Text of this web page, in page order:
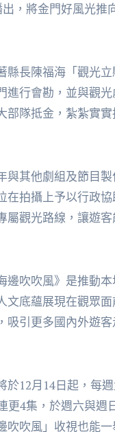
，將金門好風光推
縣長陳福海「觀光
進行會勘，並與觀
部隊抵金，紮紮實
與其他劇組及節目
在拍攝上予以行政
屬觀光路線，讓遊
邊吹吹風》是推動
文底蘊展現在觀眾
吸引更多國內外遊
於12月14日起，每
更4集，於週六與
吹吹風」收視也能